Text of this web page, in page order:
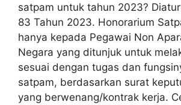
satpam untuk tahun 2023?
83 Tahun 2023. Honorarium
hanya kepada Pegawai Non
Negara yang ditunjuk untuk
sesuai dengan tugas dan
satpam, berdasarkan surat
yang berwenang/kontrak kerja.